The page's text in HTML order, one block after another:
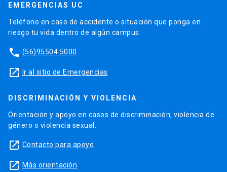
EMERGENCIAS UC
Teléfono en caso de accidente o situación que ponga en
riesgo tu vida dentro de algún campus.
phone (56)95504 5000
launch Ir al sitio de Emergencias
DISCRIMINACIÓN Y VIOLENCIA
Orientación y apoyo en casos de discriminación, violencia de
género o violencia sexual.
launch Contacto para apoyo
launch Más orientación